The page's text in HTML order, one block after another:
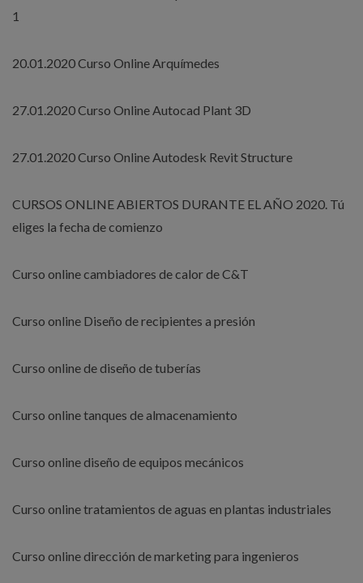
1
20.01.2020 Curso Online Arquímedes
27.01.2020 Curso Online Autocad Plant 3D
27.01.2020 Curso Online Autodesk Revit Structure
CURSOS ONLINE ABIERTOS DURANTE EL AÑO 2020. Tú
eliges la fecha de comienzo
Curso online cambiadores de calor de C&T
Curso online Diseño de recipientes a presión
Curso online de diseño de tuberías
Curso online tanques de almacenamiento
Curso online diseño de equipos mecánicos
Curso online tratamientos de aguas en plantas industriales
Curso online dirección de marketing para ingenieros